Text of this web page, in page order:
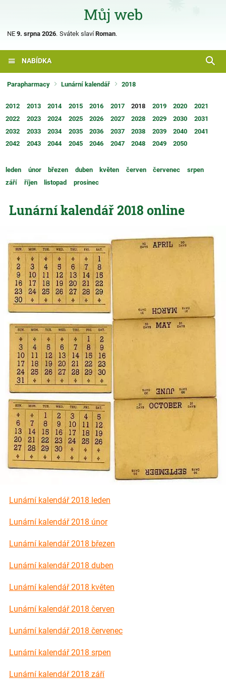
NE 9. srpna 2026. Svátek slavíRoman.
NABÍDKA
Parapharmacy Lunární kalendář 2018
2012 2013 2014 2015 2016 2017 2018 2019 2020
2021
2022
2023 2024 2025 2026 2027 2028 2029 2030
2031
2032
2033 2034 2035 2036 2037 2038 2039 2040
2041
2042
2043 2044 2045 2046 2047 2048 2049 2050
leden únor březen duben květen červen červenec
srpen
září
říjen listopad prosinec
Lunární kalendář 2018 online
podstránkách měsíců.
Lunární kalendář 2018 leden
Lunární kalendář 2018 únor
Lunární kalendář 2018 březen
Lunární kalendář 2018 duben
Lunární kalendář 2018 květen
Lunární kalendář 2018 červen
Lunární kalendář 2018 červenec
Lunární kalendář 2018 srpen
Lunární kalendář 2018 září